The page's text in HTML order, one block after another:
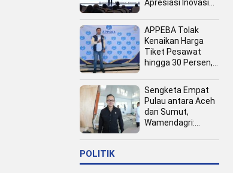
Apresiasi Inovasi
Tingkat Kota
APPEBA Tolak
Kenaikan Harga
Tiket Pesawat
hingga 30 Persen,
Jamaah Haji dan
Umrah
Sengketa Empat
Pulau antara Aceh
dan Sumut,
Wamendagri:
POLITIK